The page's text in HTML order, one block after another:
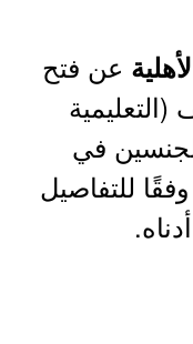
عن فتح
1446هـ، للجنسين في
للتفاصيل